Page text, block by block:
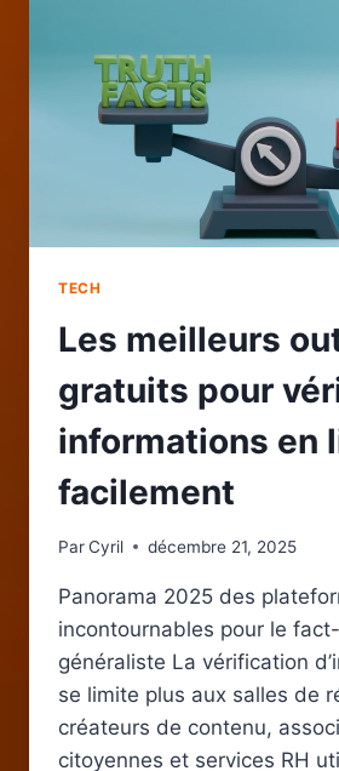
CLOUD
CHIFFRÉE
POUR
USAGE
PERSONNEL
TECH
Les meilleurs
gratuits pour
informations en
facilement
ParCyril décembre 21, 2025
Panorama 2025 des
incontournables pour le
généraliste La vérification
se limite plus aux salles de
créateurs de contenu,
citoyennes et services RH